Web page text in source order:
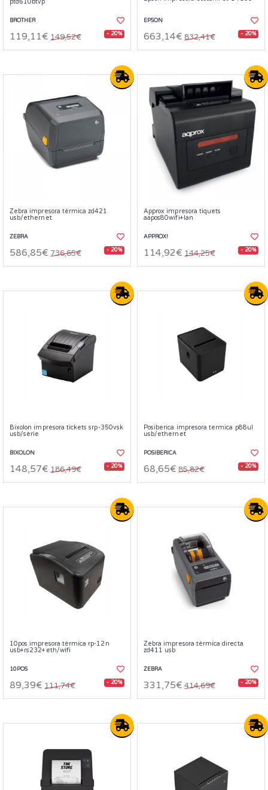
BROTHER
119,11€ 149,52€ - 20%
EPSON
663,14€ 832,41€ - 20%
Zebra impresora térmica zd421
usb/ethernet
ZEBRA
586,85€ 736,65€ - 20%
Approx impresora tiquets
aapos80wifi+lan
APPROX!
114,92€ 144,25€ - 20%
Bixolon impresora tickets srp-350vsk
usb/serie
BIXOLON
148,57€ 186,49€ - 20%
Posiberica impresora termica p88ul
usb/ethernet
POSIBERICA
68,65€ 85,82€ - 20%
10pos impresora térmica rp-12n
usb+rs232+eth/wifi
10POS
89,39€ 111,74€ - 20%
Zebra impresora térmica directa
zd411 usb
ZEBRA
331,75€ 414,69€ - 20%